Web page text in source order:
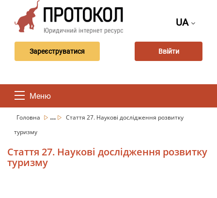
UA
Зареєструватися Ввійти
Меню
Головна ...
Стаття 27. Наукові дослідження розвитку
туризму
Стаття 27. Наукові дослідження розвитку
туризму